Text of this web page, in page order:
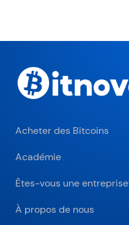
Acheter des Bitcoins
Académie
Êtes-vous une
À propos de nous